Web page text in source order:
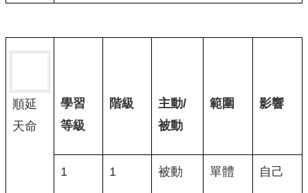
順延
天命
學習
等級
階級
主動/
被動
範圍 影響
1 1 被動 單體 自己